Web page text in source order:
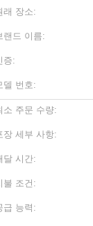
래 장소:
랜드 이름:
증:
델 번호:
소 주문 수량:
장 세부 사항:
달 시간:
불 조건:
급 능력: